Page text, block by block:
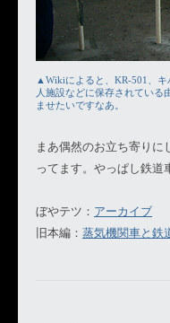
▲Wikiによると、KR-501、キ
人施設などに保存されてい
ませたいですなあ。
まあ偶然のお立ち寄り
ってます。やっぱし鉄道
ぼやテツ： アーカイブ
旧本編： 蒸気機関車と鉄